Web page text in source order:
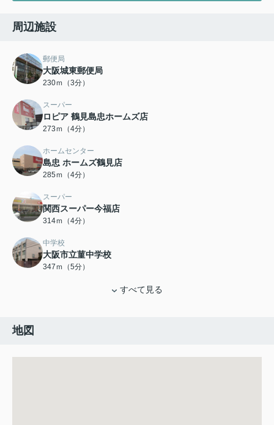
周辺施設
郵便局
大阪城東郵便局
230ｍ（3分）
スーパー
ロピア 鶴見島忠ホームズ店
273ｍ（4分）
ホームセンター
島忠 ホームズ鶴見店
285ｍ（4分）
スーパー
関西スーパー今福店
314ｍ（4分）
中学校
大阪市立菫中学校
347ｍ（5分）
すべて見る
地図